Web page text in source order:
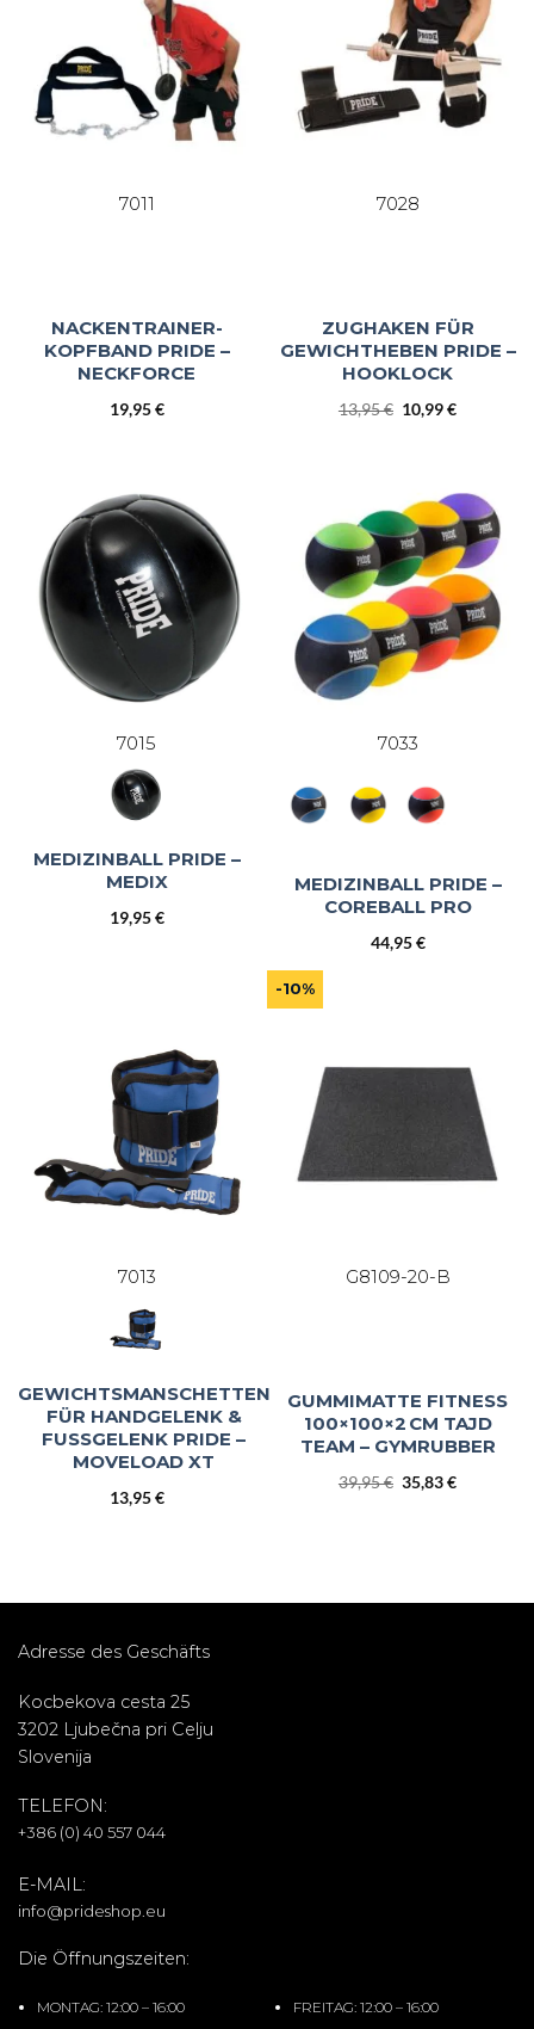
7011
NACKENTRAINER-
KOPFBAND PRIDE –
NECKFORCE
19,95€
7028
ZUGHAKEN FÜR
GEWICHTHEBEN PRIDE –
HOOKLOCK
13,95€ Ursprünglicher
10,99€Aktueller
7015
MEDIZINBALL PRIDE –
MEDIX
19,95€
7033
MEDIZINBALL PRIDE –
COREBALL PRO
44,95€
7013
GEWICHTSMANSCHETTEN
FÜR HANDGELENK &
FUSSGELENK PRIDE – M
OVELOAD XT
13,95€
-10%
G8109-20-B
GUMMIMATTE FITNESS
100×100×2 CM TAJD
TEAM – GYMRUBBER
39,95€ Ursprünglicher
35,83€Aktueller
Adresse des Geschäfts
Kocbekova cesta 25
3202 Ljubečna pri Celju
Slovenija
TELEFON:
+386 (0) 40 557 044
E-MAIL:
info@prideshop.eu
Die Öffnungszeiten:
MONTAG: 12:00 – 16:00
FREITAG: 12:00 – 16:00